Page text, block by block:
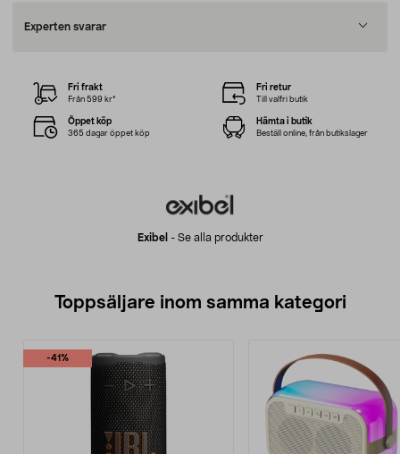
Experten svarar
Exibel - Se alla produkter
Fri frakt
Från 599 kr*
Fri retur
Till valfri butik
Öppet köp
365 dagar öppet köp
Hämta i butik
Beställ online, från butikslager
Toppsäljare inom samma kategori
-41%